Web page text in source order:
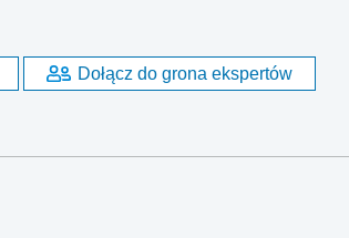
Dołącz do grona ekspertów